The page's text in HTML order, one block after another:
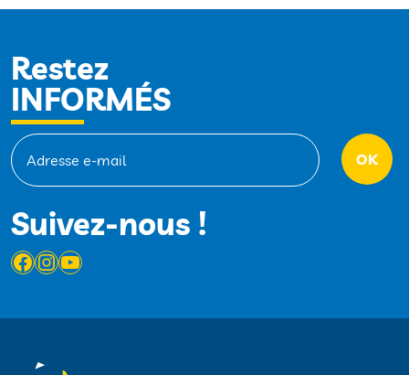
Restez
INFORMÉS
Suivez-nous !
Facebook
Instagram
YouTube